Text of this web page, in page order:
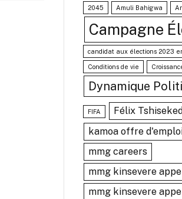
2045 Amuli Bahigwa
Campagne
candidat aux élections 2023
Conditions de vie
Dynamique
FIFA Félix
kamoa offre
mmg careers
mmg kinsevere
mmg kinsevere